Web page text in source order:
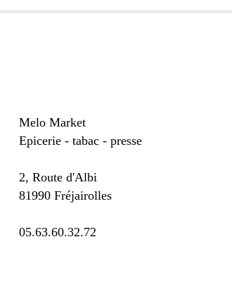
Melo Market
Epicerie - tabac - presse
2, Route d'Albi
81990 Fréjairolles
05.63.60.32.72